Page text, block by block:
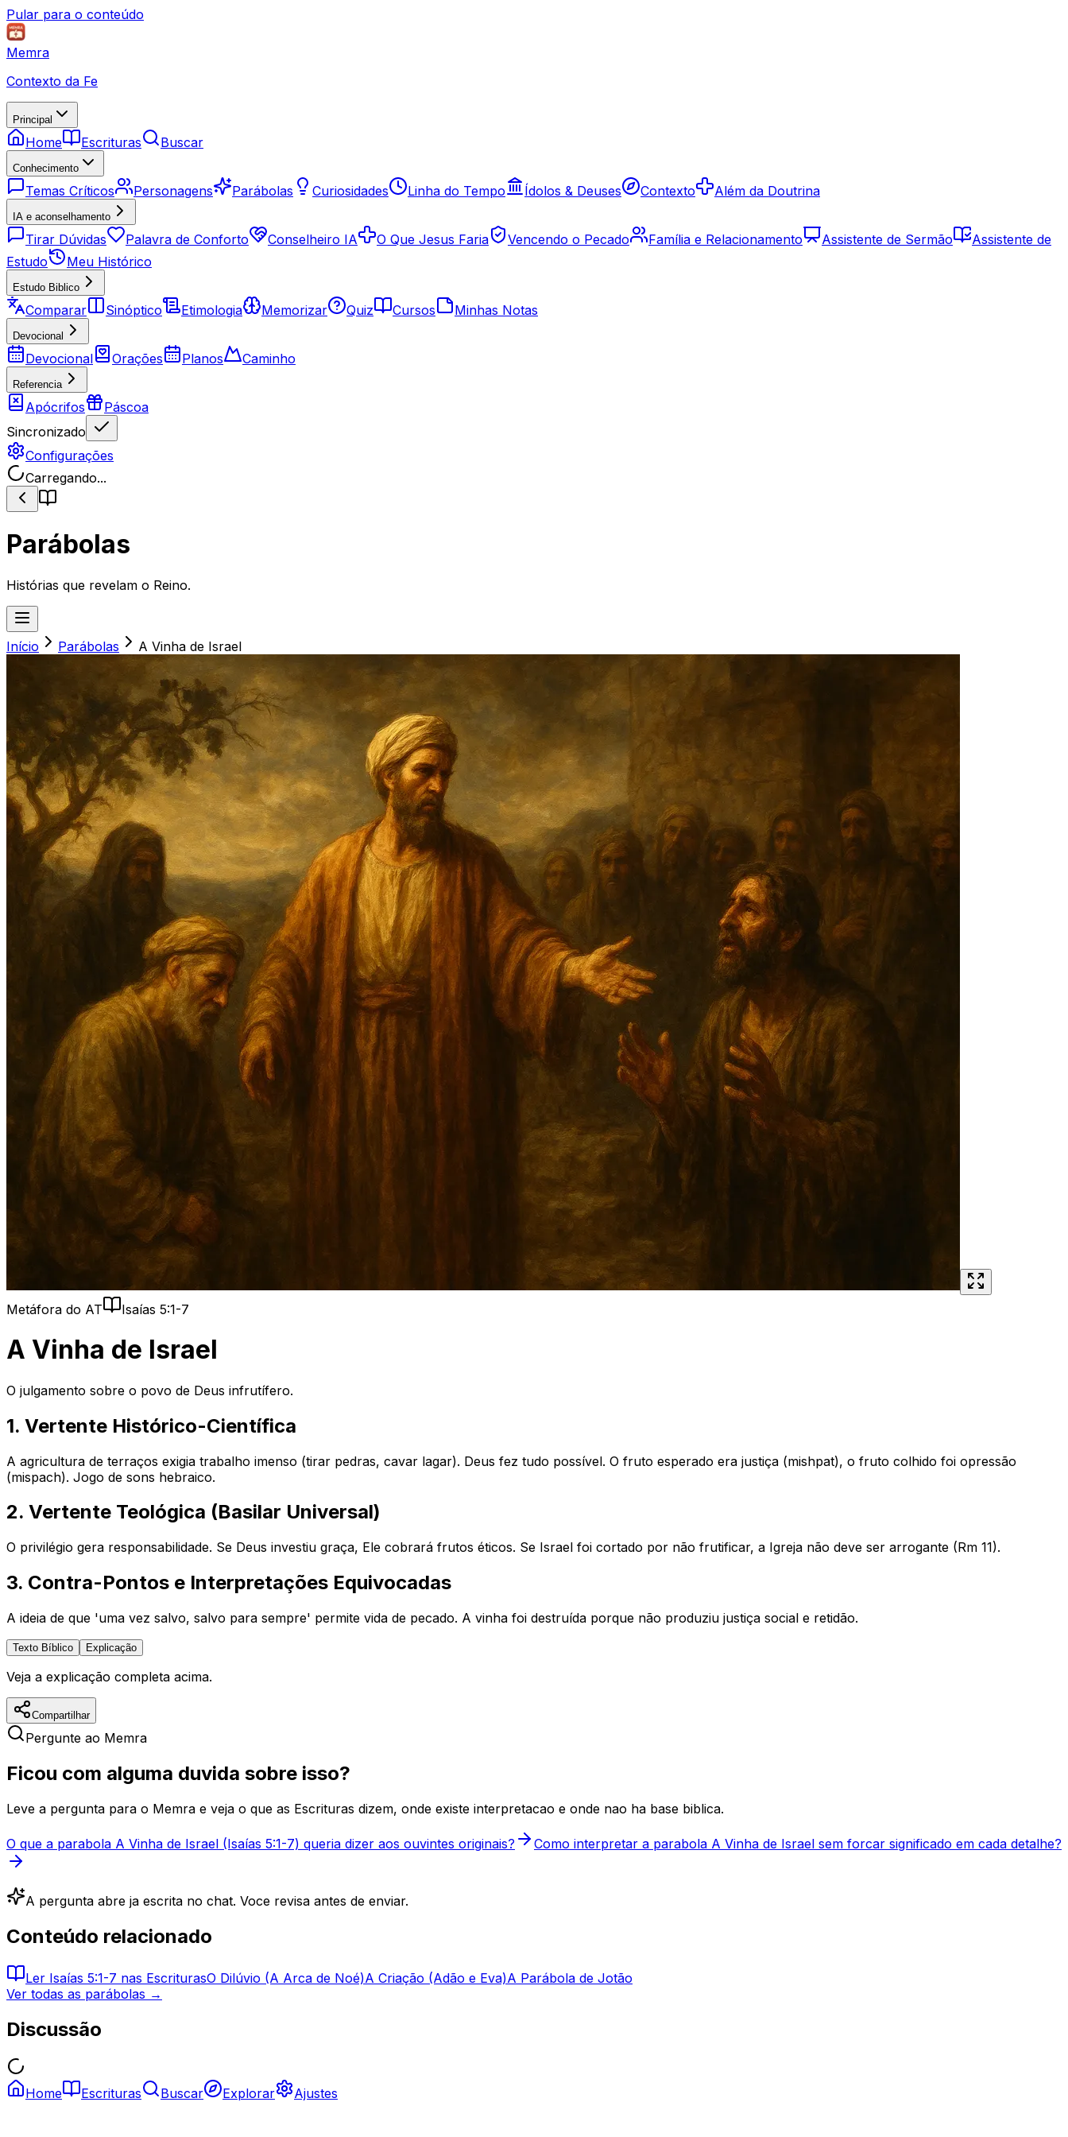
Pular para o conteúdo
Memra
Contexto da Fe
Principal
Home Escrituras Buscar
Conhecimento
Temas Críticos Personagens Parábolas Curiosidades Linha do Tempo Ídolos & Deuses Contexto Além da Doutrina
IA e aconselhamento
Tirar Dúvidas Palavra de Conforto Conselheiro IA O Que Jesus Faria Vencendo o Pecado Família e Relacionamento Assistente de Sermão
Assistente de
Estudo
Meu Histórico
Estudo Biblico
Comparar Sinóptico Etimologia Memorizar Quiz Cursos Minhas Notas
Devocional
Devocional Orações Planos Caminho
Referencia
Apócrifos
Páscoa
Sincronizado
Configurações
Carregando...
Parábolas
Histórias que revelam o Reino.
Início Parábolas A Vinha de Israel
Metáfora do AT Isaías 5:1-7
A Vinha de Israel
O julgamento sobre o povo de Deus infrutífero.
1. Vertente Histórico-Científica
A agricultura de terraços exigia trabalho imenso (tirar pedras, cavar lagar). Deus fez tudo possível. O fruto esperado era justiça (mishpat), o fruto colhido foi opressão
(mispach). Jogo de sons hebraico.
2. Vertente Teológica (Basilar Universal)
O privilégio gera responsabilidade. Se Deus investiu graça, Ele cobrará frutos éticos. Se Israel foi cortado por não frutificar, a Igreja não deve ser arrogante (Rm 11).
3. Contra-Pontos e Interpretações Equivocadas
A ideia de que 'uma vez salvo, salvo para sempre' permite vida de pecado. A vinha foi destruída porque não produziu justiça social e retidão.
Texto Bíblico Explicação
Veja a explicação completa acima.
Compartilhar
Pergunte ao Memra
Ficou com alguma duvida sobre isso?
Leve a pergunta para o Memra e veja o que as Escrituras dizem, onde existe interpretacao e onde nao ha base biblica.
O que a parabola A Vinha de Israel (Isaías 5:1-7) queria dizer aos ouvintes originais? Como interpretar a parabola A Vinha de Israel sem forcar significado em cada detalhe?
A pergunta abre ja escrita no chat. Voce revisa antes de enviar.
Conteúdo relacionado
Ler Isaías 5:1-7 nas EscriturasO Dilúvio (A Arca de Noé)A Criação (Adão e Eva)A Parábola de Jotão
Ver todas as parábolas →
Discussão
Home Escrituras Buscar Explorar Ajustes